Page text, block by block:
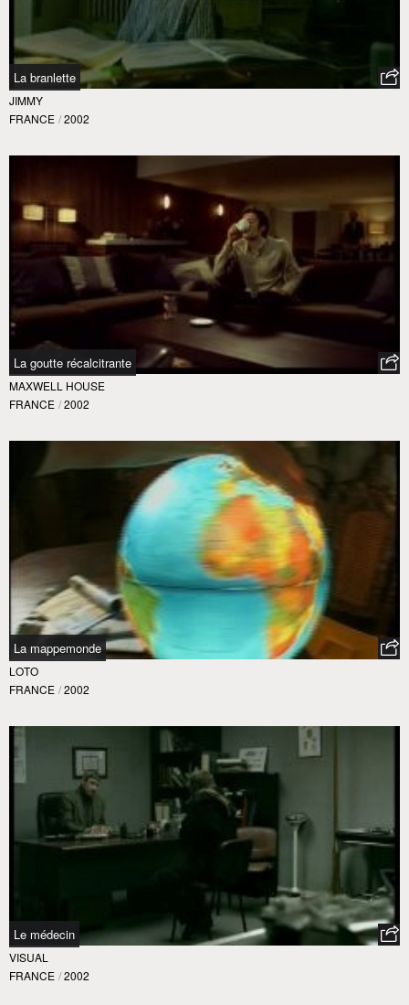
La branlette
JIMMY
FRANCE / 2002
La goutte récalcitrante
MAXWELL HOUSE
FRANCE / 2002
La mappemonde
LOTO
FRANCE / 2002
Le médecin
VISUAL
FRANCE / 2002